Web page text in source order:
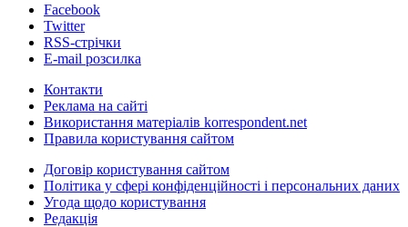
Facebook
Twitter
RSS-стрічки
E-mail розсилка
Контакти
Реклама на сайті
Використання матеріалів korrespondent.net
Правила користування сайтом
Договір користування сайтом
Політика у сфері конфіденційності і персональних даних
Угода щодо користування
Редакція